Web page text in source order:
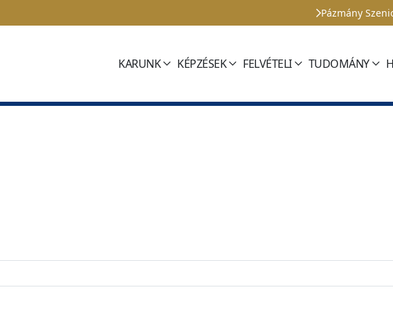
Pázmány
KARUNK KÉPZÉSEK FELVÉTELI TUDOMÁNY